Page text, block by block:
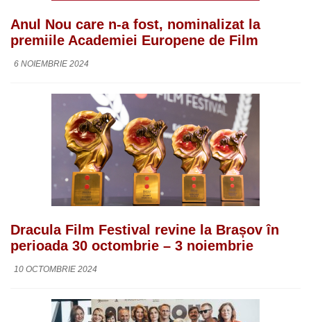
Anul Nou care n-a fost, nominalizat la
premiile Academiei Europene de Film
6 NOIEMBRIE 2024
Dracula Film Festival revine la Brașov în
perioada 30 octombrie – 3 noiembrie
10 OCTOMBRIE 2024